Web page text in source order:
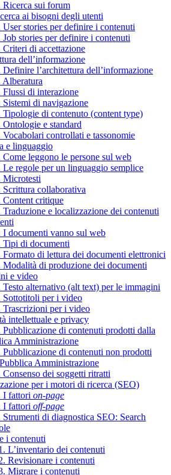
Ricerca sui forum
ai bisogni degli utenti
User stories per definire i contenuti
Job stories per definire i contenuti
Criteri di accettazione
dell’informazione
Definire l’architettura dell’informazione
Alberatura
Flussi di interazione
Sistemi di navigazione
Tipologie di contenuto (content type)
Ontologie e standard
Vocabolari controllati e tassonomie
e linguaggio
Come leggono le persone sul web
Le regole per un linguaggio semplice
Microtesti
Scrittura collaborativa
Content critique
Traduzione e localizzazione dei contenuti
I documenti vanno sul web
Tipi di documenti
Formato di lettura dei documenti elettronici
Modalità di produzione dei documenti
e video
Testo alternativo (alt text) per le immagini
Sottotitoli per i video
Trascrizioni per i video
intellettuale e privacy
Pubblicazione di contenuti prodotti dalla
Amministrazione
Pubblicazione di contenuti non prodotti
Amministrazione
Consenso dei soggetti ritratti
per i motori di ricerca (SEO)
I fattori on-page
I fattori off-page
Strumenti di diagnostica SEO: Search
i contenuti
L’inventario dei contenuti
Revisionare i contenuti
Migrare i contenuti